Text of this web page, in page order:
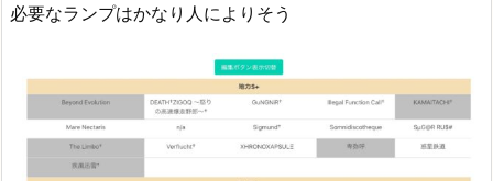
必要なランプはかなり人によりそう